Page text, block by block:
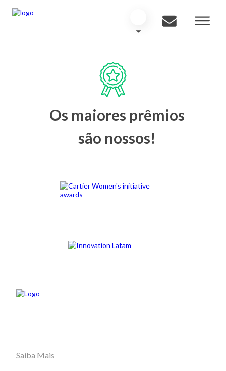
Os maiores prêmios
são nossos!
Saiba Mais